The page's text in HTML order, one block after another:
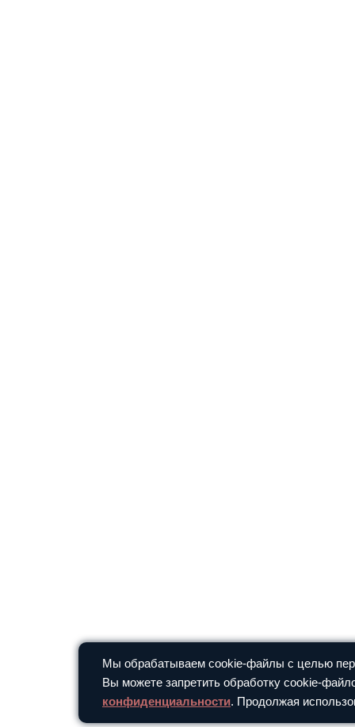
Мы обрабатываем cookie-файлы с целью
Вы можете запретить обработку cookie-
конфиденциальности. Продолжая